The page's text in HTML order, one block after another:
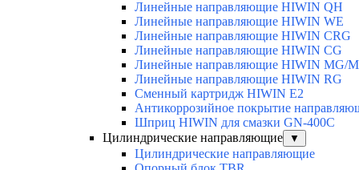
Линейные направляющие HIWIN QH
Линейные направляющие HIWIN WE
Линейные направляющие HIWIN CRG
Линейные направляющие HIWIN CG
Линейные направляющие HIWIN MG/
Линейные направляющие HIWIN RG
Сменный картридж HIWIN E2
Антикоррозийное покрытие
Шприц HIWIN для смазки GN-400C
Цилиндрические направляющие
▼
Цилиндрические направляющие